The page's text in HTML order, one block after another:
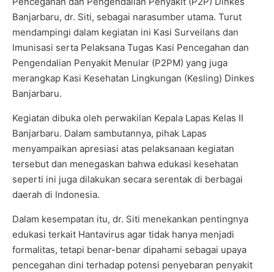
Banjarbaru, dr. Siti, sebagai narasumber utama. Turut
mendampingi dalam kegiatan ini Kasi Surveilans dan
Imunisasi serta Pelaksana Tugas Kasi Pencegahan dan
Pengendalian Penyakit Menular (P2PM) yang juga
merangkap Kasi Kesehatan Lingkungan (Kesling) Dinkes
Banjarbaru.
Kegiatan dibuka oleh perwakilan Kepala Lapas Kelas II
Banjarbaru. Dalam sambutannya, pihak Lapas
menyampaikan apresiasi atas pelaksanaan kegiatan
tersebut dan menegaskan bahwa edukasi kesehatan
seperti ini juga dilakukan secara serentak di berbagai
daerah di Indonesia.
Dalam kesempatan itu, dr. Siti menekankan pentingnya
edukasi terkait Hantavirus agar tidak hanya menjadi
formalitas, tetapi benar-benar dipahami sebagai upaya
pencegahan dini terhadap potensi penyebaran penyakit